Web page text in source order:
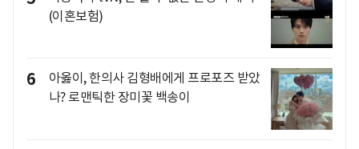
(이혼보험)
6
아옳이, 한의사 김형배에게 프로포즈 받았
나? 로맨틱한 장미꽃 백송이